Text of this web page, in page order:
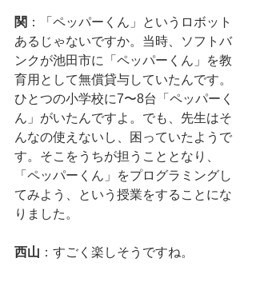
関 ：「ペッパーくん」というロボット
あるじゃないですか。当時、ソフトバ
ンクが池田市に「ペッパーくん」を教
育用として無償貸与していたんです。
ひとつの小学校に7〜8台「ペッパーく
ん」がいたんですよ。でも、先生はそ
んなの使えないし、困っていたようで
す。そこをうちが担うこととなり、
「ペッパーくん」をプログラミングし
てみよう、という授業をすることにな
りました。
西山 ：すごく楽しそうですね。